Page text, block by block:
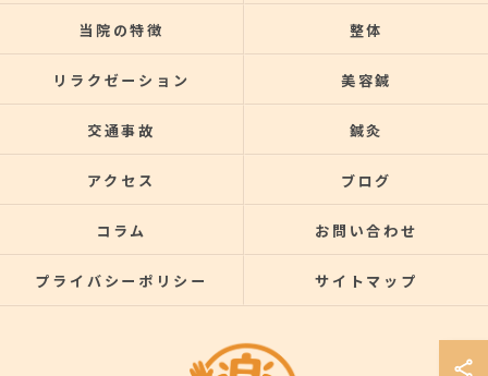
当院の特徴 整体
リラクゼーション 美容鍼
交通事故 鍼灸
アクセス ブログ
コラム お問い合わせ
プライバシーポリシー サイトマップ